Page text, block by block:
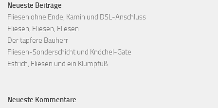
Neueste Beiträge
Fliesen ohne Ende, Kamin und DSL-Anschluss
Fliesen, Fliesen, Fliesen
Der tapfere Bauherr
Fliesen-Sonderschicht und Knöchel-Gate
Estrich, Fliesen und ein Klumpfuß
Neueste Kommentare